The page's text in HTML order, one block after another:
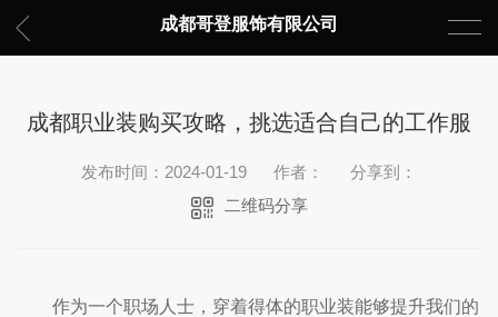
成都哥登服饰有限公司
成都职业装购买攻略，挑选适合自己的工作服
发布时间：2024-01-19 作者：
分享到：
二维码分享
作为一个职场人士，穿着得体的职业装能够提升我们的